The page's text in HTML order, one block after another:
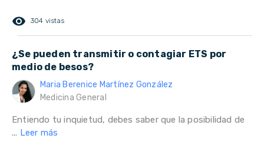
remove_red_eye 304 vistas
¿Se pueden transmitir o contagiar ETS por
medio de besos?
Maria Berenice Martínez González
Medicina General
Entiendo tu inquietud, debes saber que la posibilidad de
... Leer más